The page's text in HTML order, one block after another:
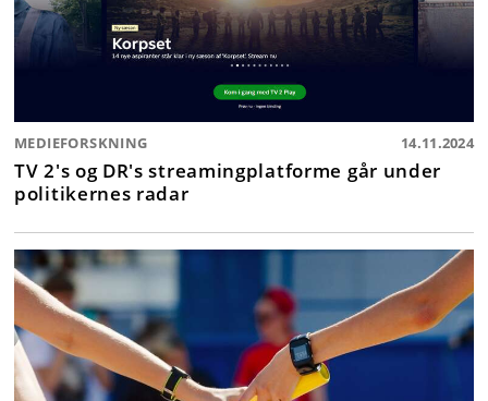
MEDIEFORSKNING 14.11.2024
TV 2's og DR's streamingplatforme går under
politikernes radar